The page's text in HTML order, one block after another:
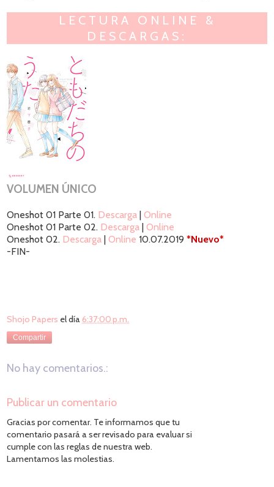
LECTURA ONLINE &
DESCARGAS:
VOLUMEN ÚNICO
Oneshot 01 Parte 01. Descarga | Online
Oneshot 01 Parte 02. Descarga | Online
Oneshot 02. Descarga | Online 10.07.2019 *Nuevo*
-FIN-
Shojo Papers el día 6:37:00 p.m.
Compartir
No hay comentarios.:
Publicar un comentario
Gracias por comentar. Te informamos que tu
comentario pasará a ser revisado para evaluar si
cumple con las reglas de nuestra web.
Lamentamos las molestias.